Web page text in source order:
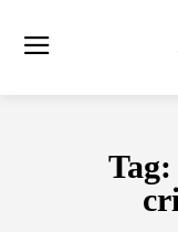
Tag: